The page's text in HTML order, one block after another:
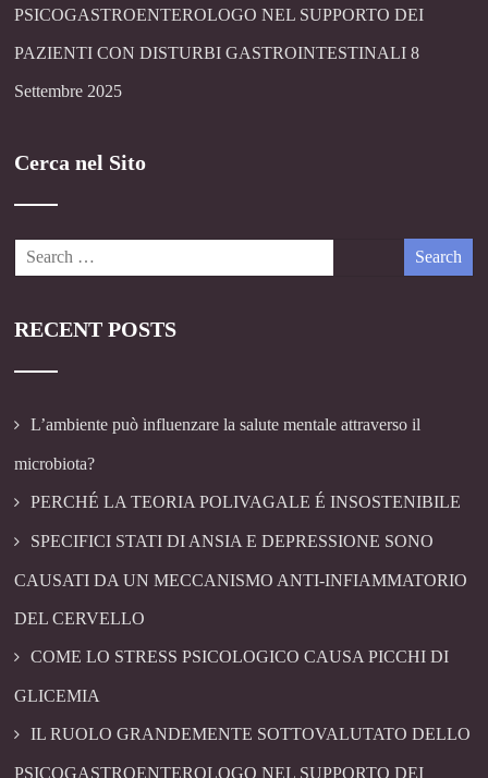
PSICOGASTROENTEROLOGO NEL SUPPORTO DEI
PAZIENTI CON DISTURBI GASTROINTESTINALI 8
Settembre 2025
Cerca nel Sito
RECENT POSTS
L’ambiente può influenzare la salute mentale attraverso il
microbiota?
PERCHÉ LA TEORIA POLIVAGALE É INSOSTENIBILE
SPECIFICI STATI DI ANSIA E DEPRESSIONE SONO
CAUSATI DA UN MECCANISMO ANTI-INFIAMMATORIO
DEL CERVELLO
COME LO STRESS PSICOLOGICO CAUSA PICCHI DI
GLICEMIA
IL RUOLO GRANDEMENTE SOTTOVALUTATO DELLO
PSICOGASTROENTEROLOGO NEL SUPPORTO DEI